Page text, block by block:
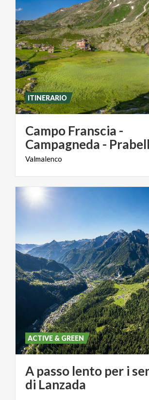
Campo Franscia -
Campagneda -
Valmalenco
ITINERARIO
A passo lento per i
di Lanzada
ACTIVE & GREEN